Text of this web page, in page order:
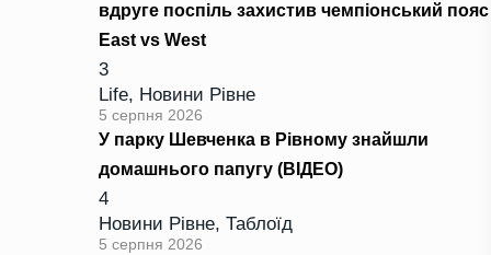
вдруге поспіль захистив чемпіонський пояс
East vs West
3
Life, Новини Рівне
5 серпня 2026
У парку Шевченка в Рівному знайшли
домашнього папугу (ВІДЕО)
4
Новини Рівне, Таблоїд
5 серпня 2026